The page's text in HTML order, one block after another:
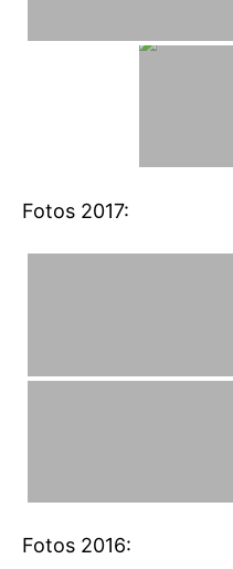
Fotos 2017:
Fotos 2016: